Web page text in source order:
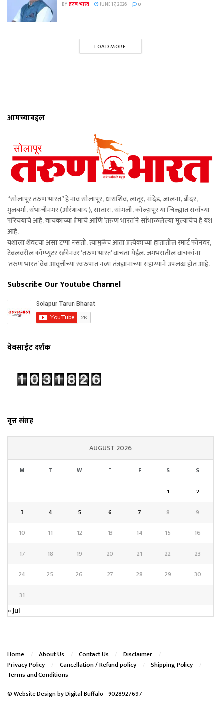
BYतरुण भारत JUNE 17, 2026 0
LOAD MORE
आमच्याबद्दल
“सोलापूर तरुण भारत” हे नाव सोलापूर, धाराशिव, लातूर, नांदेड, जालना, बीदर,
गुलबर्गा, संभाजीनगर (औरंगाबाद ), सातारा, सांगली, कोल्हापूर या जिल्ह्यात सर्वांच्या
परिचयाचे आहे. वाचकांच्या प्रेमाचे आणि ‘तरुण भारत’ने सांभाळलेल्या मूल्यांचेच हे यश
आहे.
यशाला शेवटचा असा टप्पा नसतो. त्यामुळेच आता प्रत्येकाच्या हातातील स्मार्ट फोनवर,
टेबलवरील कॉम्प्युटर स्क्रीनवर ‘तरुण भारत’ वाचता येईल. जगभरातील वाचकांना
‘तरुण भारत’ वेब आवृत्तीच्या स्वरुपात नव्या तंत्रज्ञानाच्या सहाय्याने उपलब्ध होत आहे.
Subscribe Our Youtube Channel
वेबसाईट दर्शक
वृत्त संग्रह
AUGUST 2026
M T W T F S S
1
2
3
4 5 6 7 8
9
10
11 12 13 14 15
16
17
18 19 20 21 22
23
24
25 26 27 28 29
30
31
« Jul
Home About Us Contact Us
Disclaimer
Privacy Policy
Cancellation / Refund policy
Shipping Policy
Terms and Conditions
© Website Design byDigital Buffalo - 9028927697